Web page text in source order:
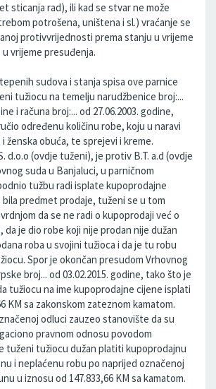
sticanja rad), ili kad se stvar ne može
potrošena, uništena i sl.) vraćanje se
protivvrijednosti prema stanju u vrijeme
vrijeme presuđenja.
sudova i stanja spisa ove parnice
tužiocu na temelju narudžbenice broj:...
i računa broj:... od 27.06.2003. godine,
određenu količinu robe, koju u naravi
ženska obuća, te sprejevi i kreme.
d.o.o (ovdje tuženi), je protiv B.T. a.d (ovdje
suda u Banjaluci, u parničnom
tužbu radi isplate kupoprodajne
bila predmet prodaje, tuženi se u tom
da se ne radi o kupoprodaji već o
da je dio robe koji nije prodan nije dužan
roba u svojini tužioca i da je tu robu
Spor je okončan presudom Vrhovnog
broj... od 03.02.2015. godine, tako što je
tužiocu na ime kupoprodajne cijene isplati
KM sa zakonskom zateznom kamatom.
odluci zauzeo stanovište da su
pravnom odnosu povodom
tuženi tužiocu dužan platiti kupoprodajnu
i neplaćenu robu po naprijed označenoj
u iznosu od 147.833,66 KM sa kamatom.